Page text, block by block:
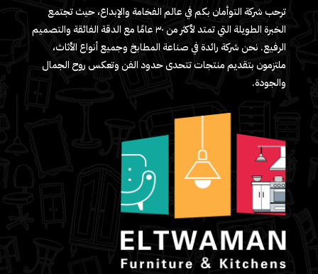
ترحب شركة التوأمان بكم في عالم الفخامة والإبداع، حيث تجتمع
الخبرة الطويلة التي تمتد لأكثر من ٣٠ عامًا مع الدقة الفائقة والتصميم
الرفيع. نحن شركة رائدة في صناعة المطابخ وجميع أنواع الأثاث،
ملتزمون بتقديم منتجات تتحدى حدود الفن وتعكس روح الجمال
والجودة.